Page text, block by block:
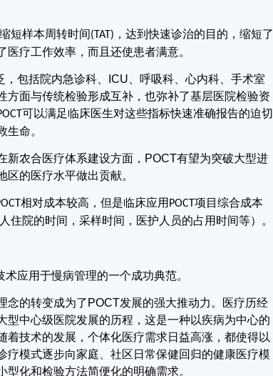
短样本周转时间(TAT) ，达到快速诊治的目的，缩短了
疗工作效率，而且还使患者满意。
包括院内急诊科、 ICU 、呼吸科、心内科、手术室
方面与传统检验形成互补，也弥补了基层医院检验资
可以满足临床医生对这些指标快速准确报告的迫切
生命。
农合医疗体系建设方面， POCT有望为突破大型进
的医疗水平做出贡献。
相对成本较高，但是临床应用 POCT项目 综合成本
住院的时间，采样时间，医护人员的占用时间等）。
术应用于慢病管理的一个成功典范。
念的转变成为了 POCT发展的强大推动力。医疗历经
型中心级医院发展的历程，这是一种以疾病为中心的
着技术的发展，个体化医疗需求日益高涨，都使得以
疗模式逐步向家庭、社区日常保健回归的健康医疗模
化和检验方法简便化的明确需求。